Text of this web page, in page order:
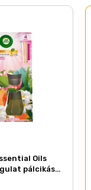
Oils
pálcikás